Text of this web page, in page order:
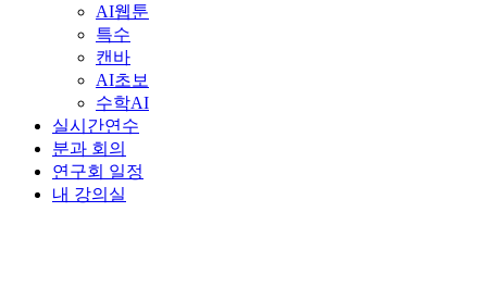
AI웹툰
특수
캔바
AI초보
수학AI
실시간연수
분과 회의
연구회 일정
내 강의실